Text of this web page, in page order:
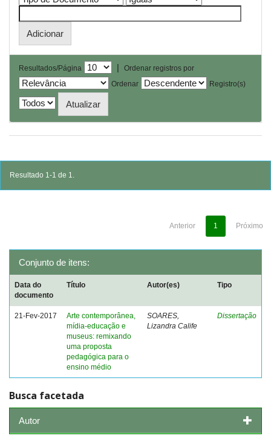
Resultados/Página |
Ordenar registros por
Ordenar
Registro(s)
Resultado 1-1 de 1.
Anterior 1 Próximo
Conjunto de itens:
Data do
documento
Título Autor(es) Tipo
21-Fev-2017
Arte contemporânea,
mídia-educação e
museus: remixando
uma proposta
pedagógica para o
ensino médio
SOARES,
Lizandra Calife
Dissertação
Busca facetada
Autor